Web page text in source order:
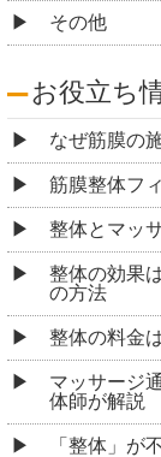
その他
お役立ち
なぜ筋膜の
筋膜整体フ
整体とマッ
整体の効果
の方法
整体の料金
マッサージ
体師が解説
「整体」が